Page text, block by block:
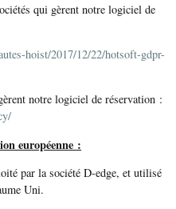
qui gèrent notre logiciel de
hoist/2017/12/22/hotsoft-gdpr-
notre logiciel de réservation :
européenne :
par la société D-edge, et utilisé
Uni.